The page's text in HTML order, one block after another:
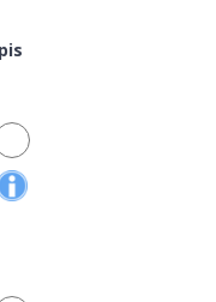
sur les pédales.
les portes de votre
automobile. Un
finitions réalisée au
densité de fibres, une
simplicité de
bien sur le dessus que
Plus,